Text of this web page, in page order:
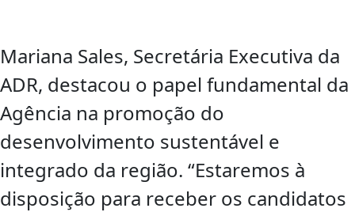
Mariana Sales, Secretária Executiva da
ADR, destacou o papel fundamental da
Agência na promoção do
desenvolvimento sustentável e
integrado da região. “Estaremos à
disposição para receber os candidatos